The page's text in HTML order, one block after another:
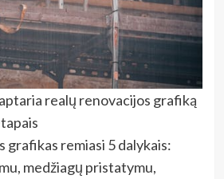
realų renovacijos grafiką
grafikas remiasi 5 dalykais:
medžiagų pristatymu,